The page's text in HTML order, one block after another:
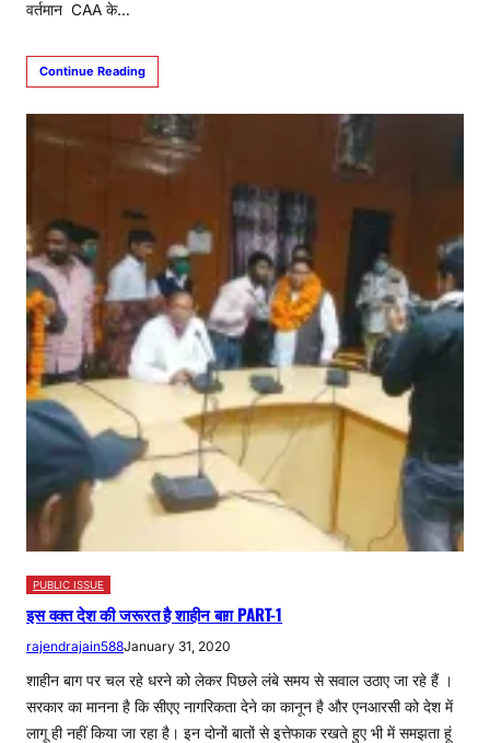
वर्तमान CAA के…
Continue Reading
PUBLIC ISSUE
इस वक्त देश की जरूरत है शाहीन बाग़ PART-1
rajendrajain588January 31, 2020
शाहीन बाग पर चल रहे धरने को लेकर पिछले लंबे समय से सवाल उठाए जा रहे हैं ।
सरकार का मानना है कि सीएए नागरिकता देने का कानून है और एनआरसी को देश में
लागू ही नहीं किया जा रहा है। इन दोनों बातों से इत्तेफाक रखते हुए भी में समझता हूं